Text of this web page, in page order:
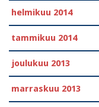
helmikuu 2014
tammikuu 2014
joulukuu 2013
marraskuu 2013